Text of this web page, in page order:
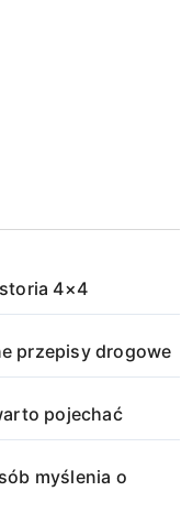
4×4
przepisy drogowe
pojechać
myślenia o